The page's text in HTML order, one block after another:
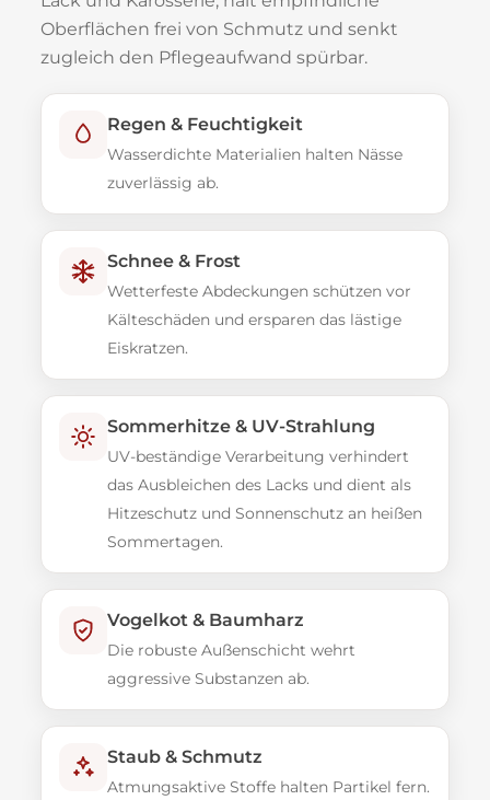
Oberflächen frei von Schmutz und senkt
zugleich den Pflegeaufwand spürbar.
Regen & Feuchtigkeit
Wasserdichte Materialien halten Nässe
zuverlässig ab.
Schnee & Frost
Wetterfeste Abdeckungen schützen vor
Kälteschäden und ersparen das lästige
Eiskratzen.
Sommerhitze & UV-Strahlung
UV-beständige Verarbeitung verhindert
das Ausbleichen des Lacks und dient als
Hitzeschutz und Sonnenschutz an heißen
Sommertagen.
Vogelkot & Baumharz
Die robuste Außenschicht wehrt
aggressive Substanzen ab.
Staub & Schmutz
Atmungsaktive Stoffe halten Partikel fern.